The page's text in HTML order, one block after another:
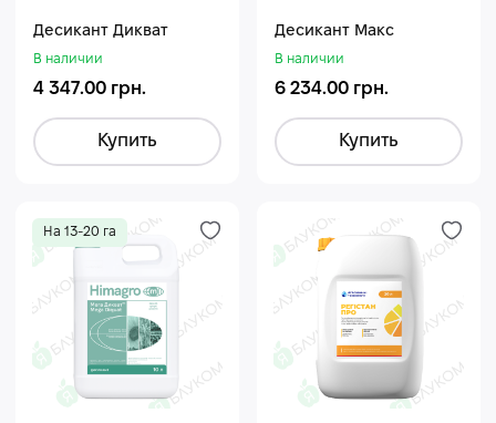
Десикант Дикват
В наличии
4 347.00 грн.
Купить
Десикант Макс
В наличии
6 234.00 грн.
Купить
На 13-20 га